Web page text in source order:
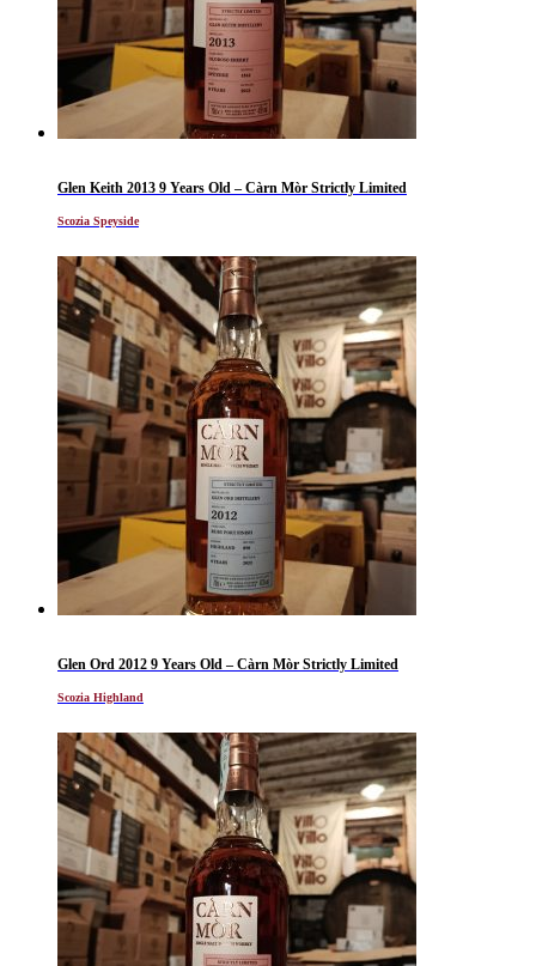
Glen Keith 2013 9 Years Old – Càrn Mòr Strictly Limited
Scozia Speyside
Glen Ord 2012 9 Years Old – Càrn Mòr Strictly Limited
Scozia Highland